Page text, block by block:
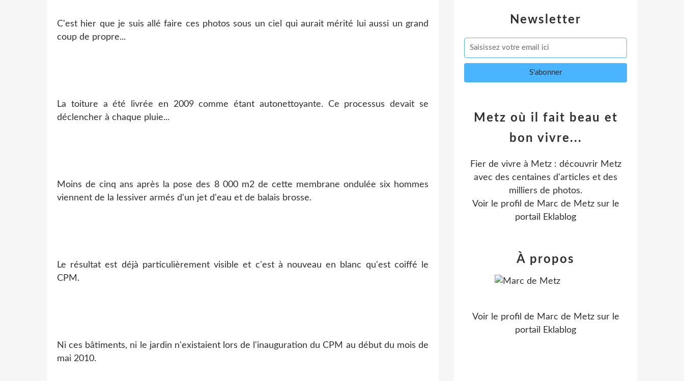
C'est hier que je suis allé faire ces photos sous un ciel qui aurait mérité lui aussi un grand
coup de propre...
La toiture a été livrée en 2009 comme étant autonettoyante. Ce processus devait se
déclencher à chaque pluie...
Moins de cinq ans après la pose des 8 000 m2 de cette membrane ondulée six hommes
viennent de la lessiver armés d'un jet d'eau et de balais brosse.
Le résultat est déjà particulièrement visible et c'est à nouveau en blanc qu'est coiffé le
CPM.
Ni ces bâtiments, ni le jardin n'existaient lors de l'inauguration du CPM au début du mois de
mai 2010.
Newsletter
Metz où il fait beau et
bon vivre...
Fier de vivre à Metz : découvrir Metz
avec des centaines d'articles et des
milliers de photos.
Voir le profil de Marc de Metzsur le
portail Eklablog
À propos
Voir le profil de Marc de Metzsur le
portail Eklablog